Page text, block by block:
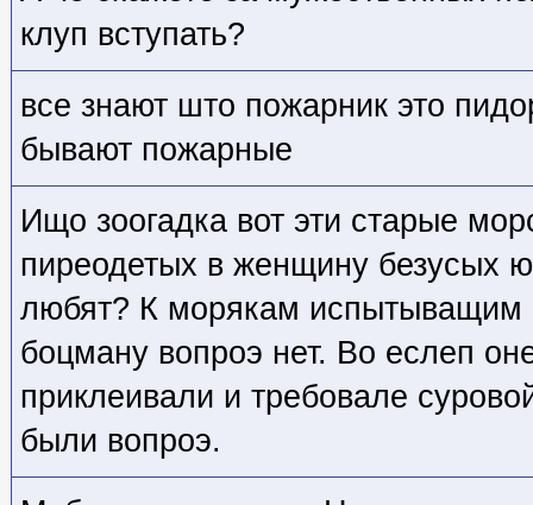
клуп вступать?
все знают што пожарник это
бывают пожарные
Ищо зоогадка вот эти старые
пиреодетых в женщину безусых
любят? К морякам испытыващим
боцману вопроэ нет. Во еслеп
приклеивали и требовале
были вопроэ.